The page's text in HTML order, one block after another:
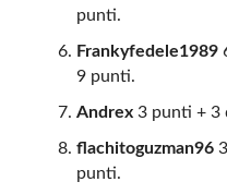
punti.
Frankyfedele1989
9 punti.
Andrex3 punti + 3
flachitoguzman963
punti.